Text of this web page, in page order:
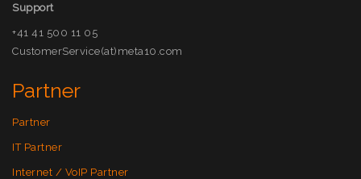
Support
+41 41 500 11 05
CustomerService(at)meta10.com
Partner
Partner
IT Partner
Internet / VoIP Partner